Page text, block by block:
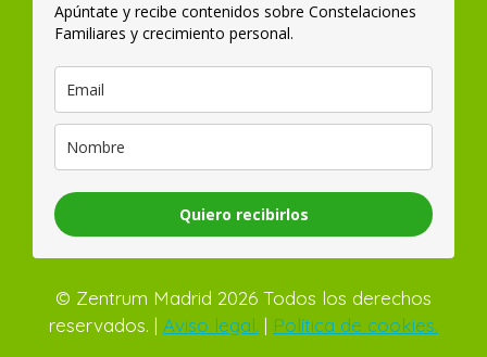
Apúntate y recibe contenidos sobre Constelaciones
Familiares y crecimiento personal.
Quiero recibirlos
© Zentrum Madrid 2026 Todos los derechos
reservados. | Aviso legal. | Política de cookies.